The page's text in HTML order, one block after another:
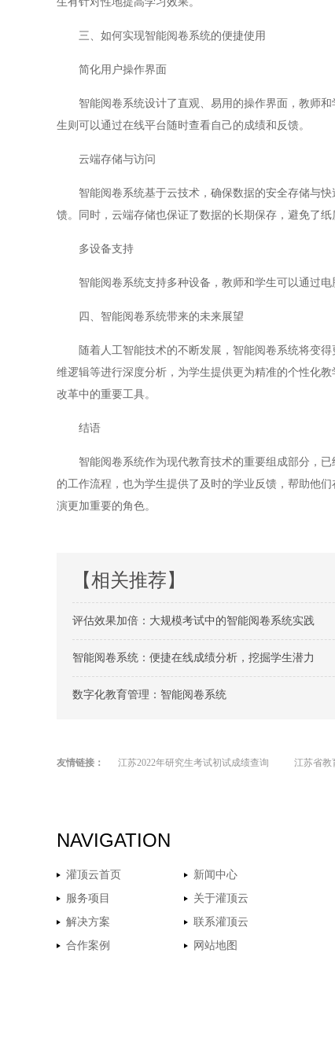
三、如何实现智能阅卷系统的便捷使用
简化用户操作界面
智能阅卷系统设计了直观、易用的操作界面，教师和
生则可以通过在线平台随时查看自己的成绩和反馈。
云端存储与访问
智能阅卷系统基于云技术，确保数据的安全存储与快
馈。同时，云端存储也保证了数据的长期保存，避免了纸
多设备支持
智能阅卷系统支持多种设备，教师和学生可以通过电
四、智能阅卷系统带来的未来展望
随着人工智能技术的不断发展，智能阅卷系统将变得
维逻辑等进行深度分析，为学生提供更为精准的个性化
改革中的重要工具。
结语
智能阅卷系统作为现代教育技术的重要组成部分，已
的工作流程，也为学生提供了及时的学业反馈，帮助他
演更加重要的角色。
【相关推荐】
评估效果加倍：大规模考试中的智能阅卷系统实践
智能阅卷系统：便捷在线成绩分析，挖掘学生潜力
数字化教育管理：智能阅卷系统
友情链接： 江苏2022年研究生考试初试成绩查询 江苏省教
NAVIGATION
灌顶云首页
新闻中心
服务项目
关于灌顶云
解决方案
联系灌顶云
合作案例
网站地图